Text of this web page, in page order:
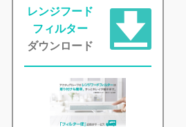
レンジフード
フィルター
ダウンロード